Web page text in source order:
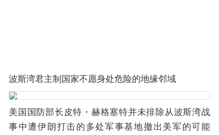
波斯湾君主制国家不愿身处危险的地缘邻域
美国国防部长皮特・赫格塞特并未排除从波斯湾战
事中遭伊朗打击的多处军事基地撤出美军的可能